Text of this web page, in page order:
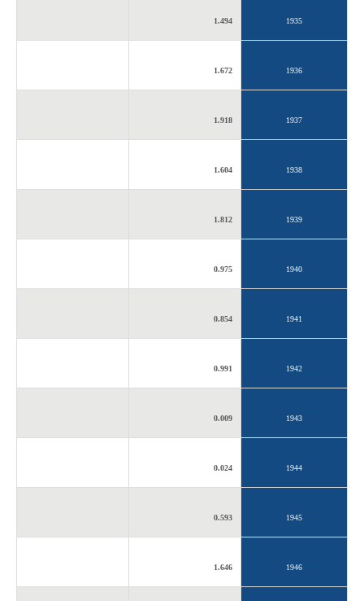
1935
1.494
1936
1.672
1937
1.918
1938
1.604
1939
1.812
1940
0.975
1941
0.854
1942
0.991
1943
0.009
1944
0.024
1945
0.593
1946
1.646